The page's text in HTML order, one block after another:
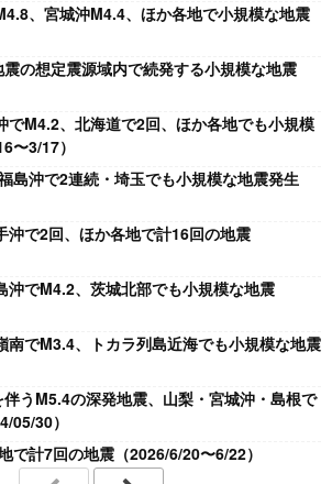
、宮城沖M4.4、ほか各地で小規模な地震
震の想定震源域内で続発する小規模な地震
でM4.2、北海道で2回、ほか各地でも小規模
〜3/17）
島沖で2連続・埼玉でも小規模な地震発生
沖で2回、ほか各地で計16回の地震
沖でM4.2、茨城北部でも小規模な地震
南でM3.4、トカラ列島近海でも小規模な地震
うM5.4の深発地震、山梨・宮城沖・島根で
05/30）
で計7回の地震（2026/6/20〜6/22）